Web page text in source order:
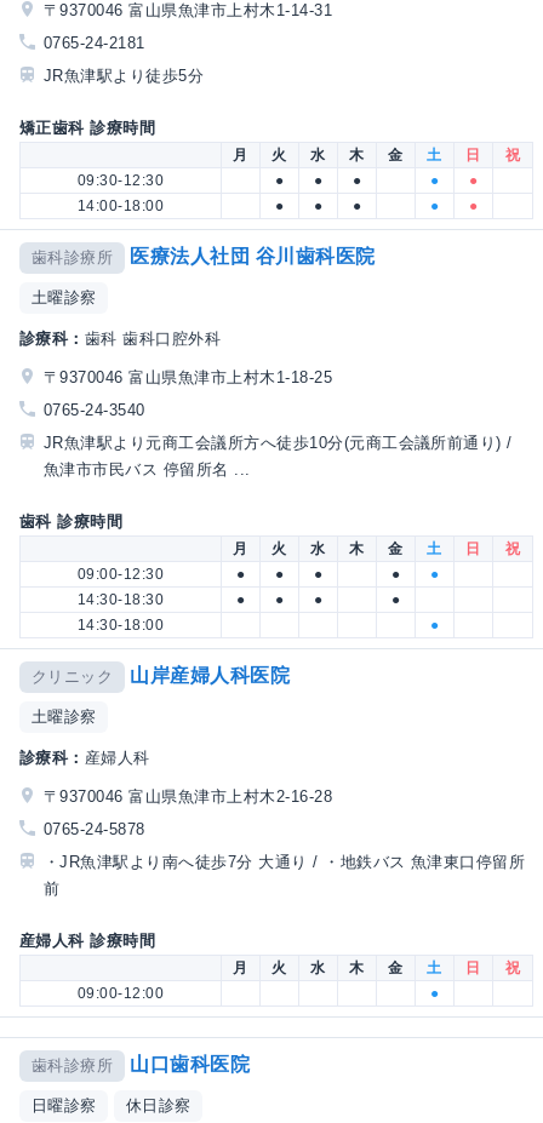
〒9370046 富山県魚津市上村木1-14-31
0765-24-2181
JR魚津駅より徒歩5分
矯正歯科 診療時間
月 火 水 木 金 土 日
祝
09:30-12:30
● ● ● ●
●
14:00-18:00
● ● ● ● ●
歯科診療所 医療法人社団 谷川歯科医院
土曜診察
診療科： 歯科 歯科口腔外科
〒9370046 富山県魚津市上村木1-18-25
0765-24-3540
JR魚津駅より元商工会議所方へ徒歩10分(元商工会議所前通り) /
魚津市市民バス 停留所名 ...
歯科 診療時間
月 火 水 木 金 土 日
祝
09:00-12:30
● ● ● ●
●
14:30-18:30
● ● ●
●
14:30-18:00
●
クリニック 山岸産婦人科医院
土曜診察
診療科： 産婦人科
〒9370046 富山県魚津市上村木2-16-28
0765-24-5878
・JR魚津駅より南へ徒歩7分 大通り / ・地鉄バス 魚津東口停留所
前
産婦人科 診療時間
月 火 水 木 金 土 日
祝
09:00-12:00
●
歯科診療所 山口歯科医院
日曜診察 休日診察